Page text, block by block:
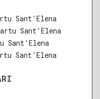
Sant'Elena
Sant'Elena
Sant'Elena